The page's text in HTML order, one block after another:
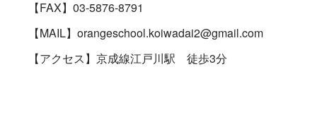
【FAX】03-5876-8791
【MAIL】orangeschool.koiwadai2@gmail.com
【アクセス】京成線江戸川駅 徒歩3分